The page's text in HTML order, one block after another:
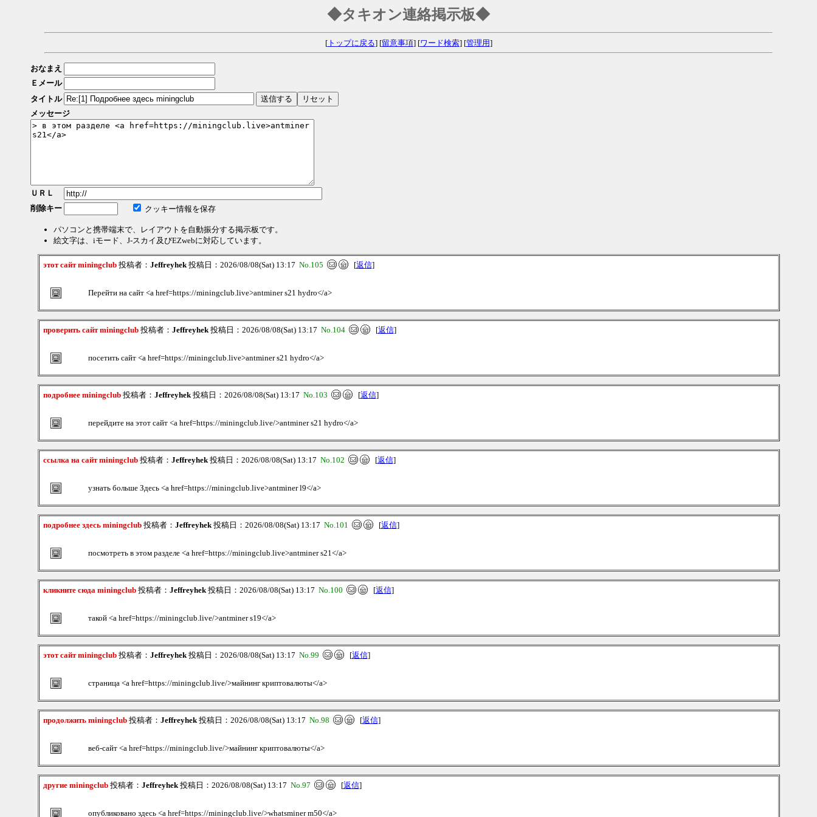
◆タキオン連絡掲示板◆
[トップに戻る] [留意事項] [ワード検索] [管理用]
おなまえ
Ｅメール
タイトル
メッセージ
ＵＲＬ
削除キー
クッキー情報を保存
パソコンと携帯端末で、レイアウトを自動振分する掲示板です。
絵文字は、iモード、J-スカイ及びEZwebに対応しています。
этот сайт miningclub投稿者： Jeffreyhek投稿日：2026/08/08(Sat) 13:17 No.105 [返信]
Перейти на сайт <a href=https://miningclub.live>antminer s21 hydro</a>
проверить сайт miningclub投稿者： Jeffreyhek投稿日：2026/08/08(Sat) 13:17 No.104 [返信]
посетить сайт <a href=https://miningclub.live>antminer s21 hydro</a>
подробнее miningclub投稿者： Jeffreyhek投稿日：2026/08/08(Sat) 13:17 No.103 [返信]
перейдите на этот сайт <a href=https://miningclub.live/>antminer s21 hydro</a>
ссылка на сайт miningclub投稿者： Jeffreyhek投稿日：2026/08/08(Sat) 13:17 No.102 [返信]
узнать больше Здесь <a href=https://miningclub.live>antminer l9</a>
подробнее здесь miningclub投稿者： Jeffreyhek投稿日：2026/08/08(Sat) 13:17 No.101 [返信]
посмотреть в этом разделе <a href=https://miningclub.live>antminer s21</a>
кликните сюда miningclub投稿者： Jeffreyhek投稿日：2026/08/08(Sat) 13:17 No.100 [返信]
такой <a href=https://miningclub.live/>antminer s19</a>
этот сайт miningclub投稿者： Jeffreyhek投稿日：2026/08/08(Sat) 13:17 No.99 [返信]
страница <a href=https://miningclub.live/>майнинг криптовалюты</a>
продолжить miningclub投稿者： Jeffreyhek投稿日：2026/08/08(Sat) 13:17 No.98 [返信]
веб-сайт <a href=https://miningclub.live/>майнинг криптовалюты</a>
другие miningclub投稿者： Jeffreyhek投稿日：2026/08/08(Sat) 13:17 No.97 [返信]
опубликовано здесь <a href=https://miningclub.live/>whatsminer m50</a>